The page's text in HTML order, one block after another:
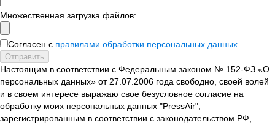
Множественная загрузка файлов:
Согласен с правилами обработки персональных данных
Отправить
Настоящим в соответствии с Федеральным законом № 152-ФЗ «О
персональных данных» от 27.07.2006 года свободно, своей волей
и в своем интересе выражаю свое безусловное согласие на
обработку моих персональных данных "PressAir",
зарегистрированным в соответствии с законодательством РФ,